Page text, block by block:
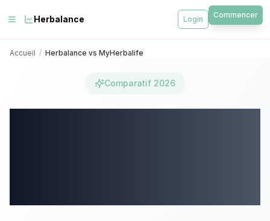
Herbalance Login Commencer
Accueil / Herbalance vs MyHerbalife
Comparatif 2026